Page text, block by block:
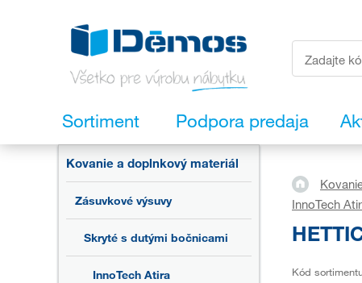
Sortiment Podpora predaja
Kovanie a doplnkový materiál
Zásuvkové výsuvy
Skryté s dutými bočnicami
InnoTech Atira
InnoTech
Kód